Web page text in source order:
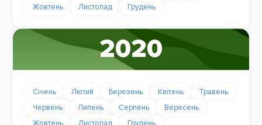
Жовтень
Листопад Грудень
2020
Січень Лютий Березень Квітень
Травень
Червень
Липень Серпень
Вересень